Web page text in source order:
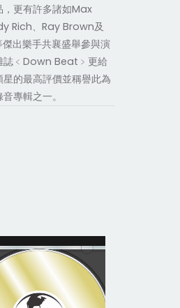
，更有許多諸如Max
Rich、Ray Brown及
出樂手共襄盛舉參與演
誌﹤Down Beat﹥更給
的最高評價並稱譽此為
專輯之一。